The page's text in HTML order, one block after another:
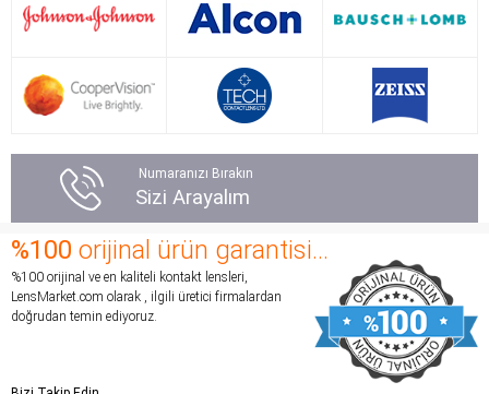
Numaranızı Bırakın
Sizi Arayalım
%100 orijinal ürün garantisi...
%100 orijinal ve en kaliteli kontakt lensleri,
LensMarket.com olarak , ilgili üretici firmalardan
doğrudan temin ediyoruz.